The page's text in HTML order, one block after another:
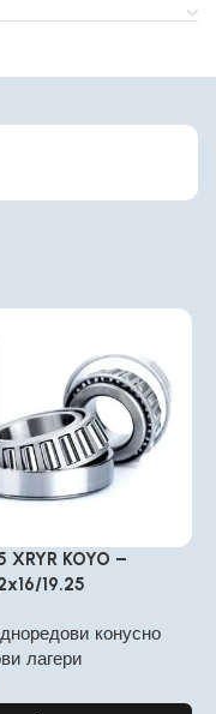
XRYR KOYO –
19.25
конусно
лагери